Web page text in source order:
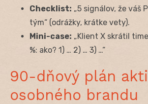
Checklist: „5 signálov, že váš
tým“ (odrážky, krátke vety).
Mini-case: „Klient X skrátil
%: ako? 1) … 2) … 3) …“
90-dňový plán
osobného brandu